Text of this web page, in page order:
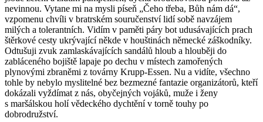
nevinnou. Vytane mi na mysli píseň „Čeho třeba, Bůh nám dá“,
vzpomenu chvíli v bratrském souručenství lidí sobě navzájem
milých a tolerantních. Vidím v paměti páry bot udusávajících prach
štěrkové cesty ukrývající někde v houštinách německé záškodníky.
Odtušuji zvuk zamlaskávajících sandálů hloub a hlouběji do
zabláceného bojiště lapaje po dechu v místech zamořených
plynovými zbraněmi z továrny Krupp-Essen. Nu a vidíte, všechno
tohle by nebylo myslitelné bez bezmezné fantazie organizátorů, kteří
dokázali vyždímat z nás, obyčejných vojáků, muže i ženy
s maršálskou holí vědeckého dychtění v torně touhy po
dobrodružství.